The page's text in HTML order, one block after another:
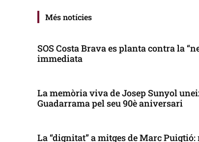
Més notícies
SOS Costa Brava es planta contra la
immediata
La memòria viva de Josep Sunyol
Guadarrama pel seu 90è aniversari
La “dignitat” a mitges de Marc